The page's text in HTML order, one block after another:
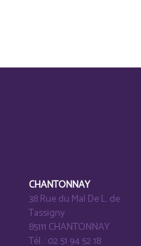
CHANTONNAY
38 Rue du Mal De L. de
Tassigny
85111 CHANTONNAY
Tél. : 02 51 94 52 18